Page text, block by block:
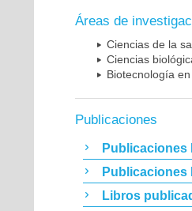
Áreas de
Ciencias de la
Ciencias
Biotecnología
Publicaciones
Publicaciones
Publicaciones
Libros